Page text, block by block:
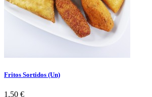
Fritos Sortidos (Un)
Preço
1,50 €